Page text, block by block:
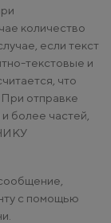
количество
если текст
текстовые и
что
отправке
более частей,
с помощью